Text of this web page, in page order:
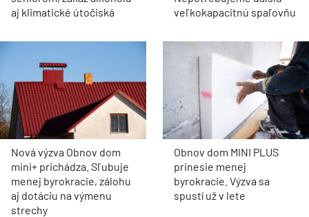
aj klimatické útočiská
veľkokapacitnú spaľovňu
Nová výzva Obnov dom
mini+ prichádza. Sľubuje
menej byrokracie, zálohu
aj dotáciu na výmenu
strechy
Obnov dom MINI PLUS
prinesie menej
byrokracie. Výzva sa
spustí už v lete